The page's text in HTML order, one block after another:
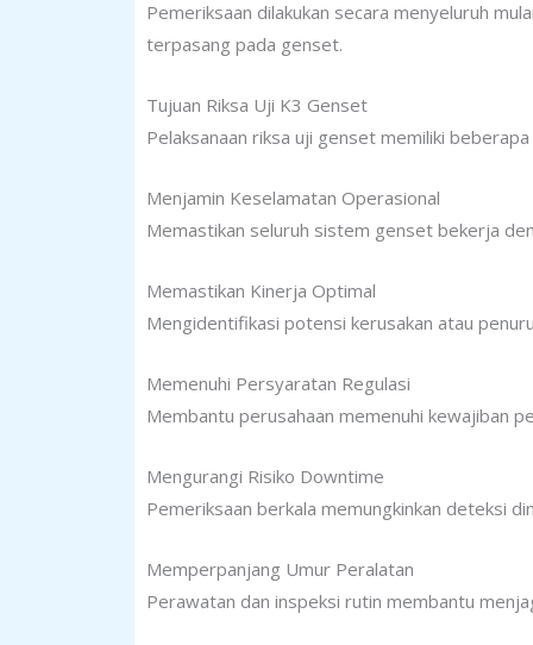
Pemeriksaan dilakukan secara menyeluruh
terpasang pada genset.
Tujuan Riksa Uji K3 Genset
Pelaksanaan riksa uji genset memiliki
Menjamin Keselamatan Operasional
Memastikan seluruh sistem genset bekerja
Memastikan Kinerja Optimal
Mengidentifikasi potensi kerusakan atau
Memenuhi Persyaratan Regulasi
Membantu perusahaan memenuhi kewajiban
Mengurangi Risiko Downtime
Pemeriksaan berkala memungkinkan deteksi
Memperpanjang Umur Peralatan
Perawatan dan inspeksi rutin membantu